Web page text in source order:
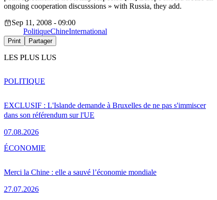
ongoing cooperation discusssions » with Russia, they add.
Sep 11, 2008 - 09:00
PolitiqueChineInternational
Print Partager
LES PLUS LUS
EXCLUSIF : L'Islande demande à Bruxelles de ne pas s'immiscer
dans son référendum sur l'UE
07.08.2026
POLITIQUE
Merci la Chine : elle a sauvé l’économie mondiale
27.07.2026
ÉCONOMIE